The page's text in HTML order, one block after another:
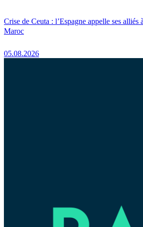
Crise de Ceuta : l’Espagne appelle ses alliés
Maroc
05.08.2026